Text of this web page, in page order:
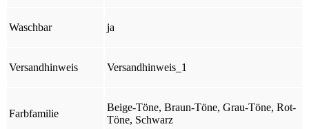
Waschbar ja
Versandhinweis Versandhinweis_1
Farbfamilie
Beige-Töne, Braun-Töne, Grau-Töne, Rot-
Töne, Schwarz